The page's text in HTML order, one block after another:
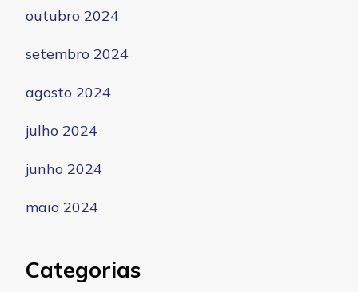
outubro 2024
setembro 2024
agosto 2024
julho 2024
junho 2024
maio 2024
Categorias